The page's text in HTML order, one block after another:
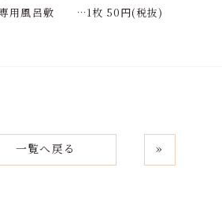
呂敷 …1枚 50円(税抜)
一覧へ戻る »